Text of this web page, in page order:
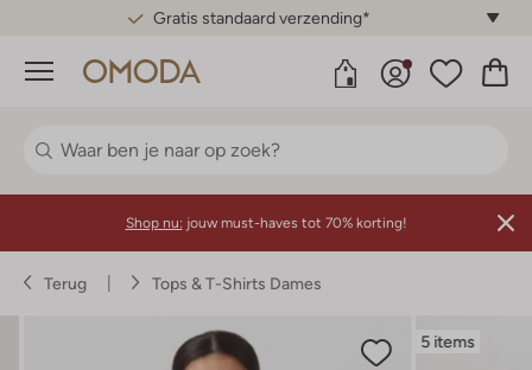
Gratis standaard verzending*
Menu
Shop nu: jouw must-haves tot 70% korting!
Terug Tops & T-Shirts Dames
5 items